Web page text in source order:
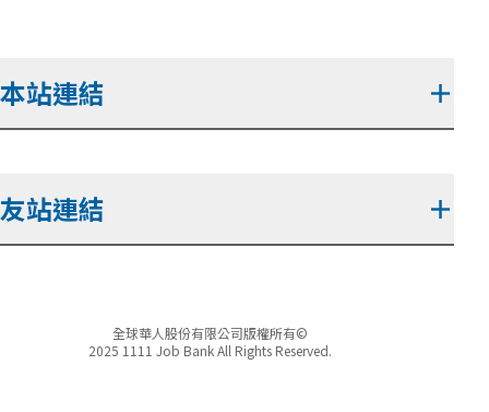
本站連結 ＋
友站連結 ＋
全球華人股份有限公司版權所有©
2025 1111 Job Bank All Rights Reserved.